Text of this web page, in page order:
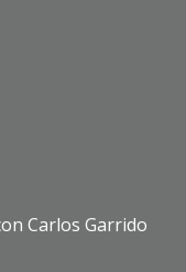
Carlos Garrido